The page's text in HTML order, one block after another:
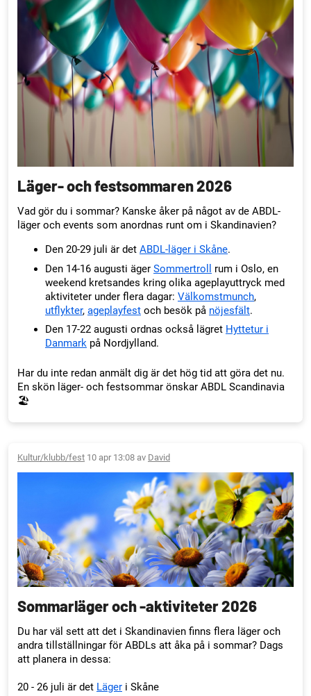
Läger- och festsommaren 2026
Vad gör du i sommar? Kanske åker på något av de ABDL-
läger och events som anordnas runt om i Skandinavien?
Den 20-29 juli är det ABDL-läger i Skåne.
Den 14-16 augusti äger Sommertroll
rum i Oslo, en
weekend kretsandes kring olika ageplayuttryck med
aktiviteter under flera dagar: Välkomst­munch,
utflykter, ageplay­fest och besök på nöjesfält.
Den 17-22 augusti ordnas också lägret Hyttetur i
Danmark på Nordjylland.
Har du inte redan anmält dig är det hög tid att göra det nu.
En skön läger- och festsommar önskar ABDL Scandinavia
🏖️
Kultur/klubb/fest 10 apr 13:08 av David
Sommarläger och -aktiviteter 2026
Du har väl sett att det i Skandinavien finns flera läger och
andra tillställningar för ABDLs att åka på i sommar? Dags
att planera in dessa:
20 - 26 juli är det Läger i Skåne